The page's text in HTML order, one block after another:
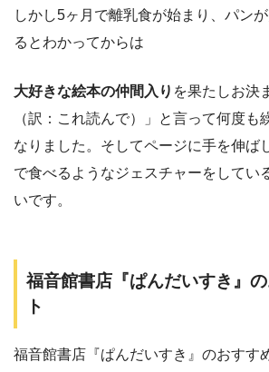
しかし5ヶ月で離乳食が始まり、パン
るとわかってからは
大好きな絵本の仲間入り を果たしお決
（訳：これ読んで）」と言って何度も
なりました。そしてページに手を伸ば
で食べるようなジェスチャーをしてい
いです。
福音館書店『ぱんだいすき』
ト
福音館書店『ぱんだいすき』のおすす